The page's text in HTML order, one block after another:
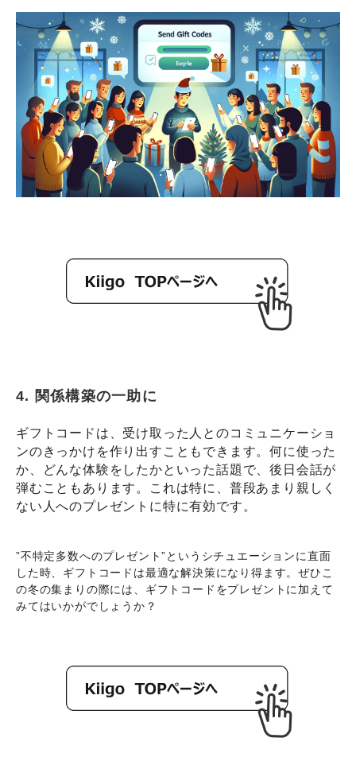
4. 関係構築の一助に
ギフトコードは、受け取った人とのコミュニケーショ
ンのきっかけを作り出すこともできます。何に使った
か、どんな体験をしたかといった話題で、後日会話が
弾むこともあります。これは特に、普段あまり親しく
ない人へのプレゼントに特に有効です。
”不特定多数へのプレゼント”というシチュエーションに直面
した時、ギフトコードは最適な解決策になり得ます。ぜひこ
の冬の集まりの際には、ギフトコードをプレゼントに加えて
みてはいかがでしょうか？